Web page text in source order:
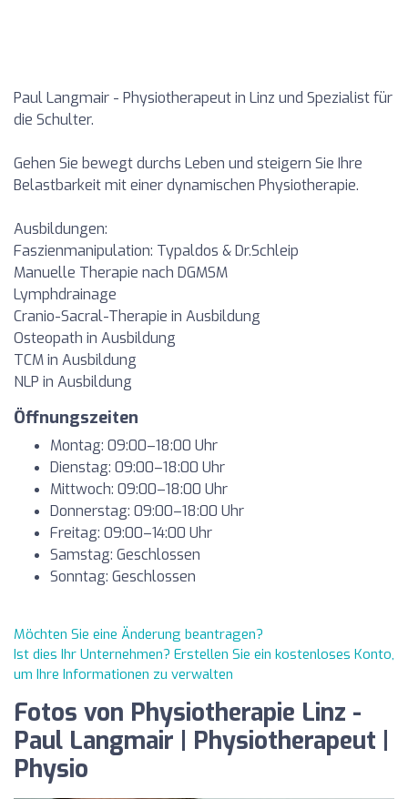
Paul Langmair - Physiotherapeut in Linz und Spezialist für
die Schulter.
Gehen Sie bewegt durchs Leben und steigern Sie Ihre
Belastbarkeit mit einer dynamischen Physiotherapie.
Ausbildungen:
Faszienmanipulation: Typaldos & Dr.Schleip
Manuelle Therapie nach DGMSM
Lymphdrainage
Cranio-Sacral-Therapie in Ausbildung
Osteopath in Ausbildung
TCM in Ausbildung
NLP in Ausbildung
Öffnungszeiten
Montag: 09:00–18:00 Uhr
Dienstag: 09:00–18:00 Uhr
Mittwoch: 09:00–18:00 Uhr
Donnerstag: 09:00–18:00 Uhr
Freitag: 09:00–14:00 Uhr
Samstag: Geschlossen
Sonntag: Geschlossen
Möchten Sie eine Änderung beantragen?
Ist dies Ihr Unternehmen? Erstellen Sie ein kostenloses Konto,
um Ihre Informationen zu verwalten
Fotos von Physiotherapie Linz -
Paul Langmair | Physiotherapeut |
Physio